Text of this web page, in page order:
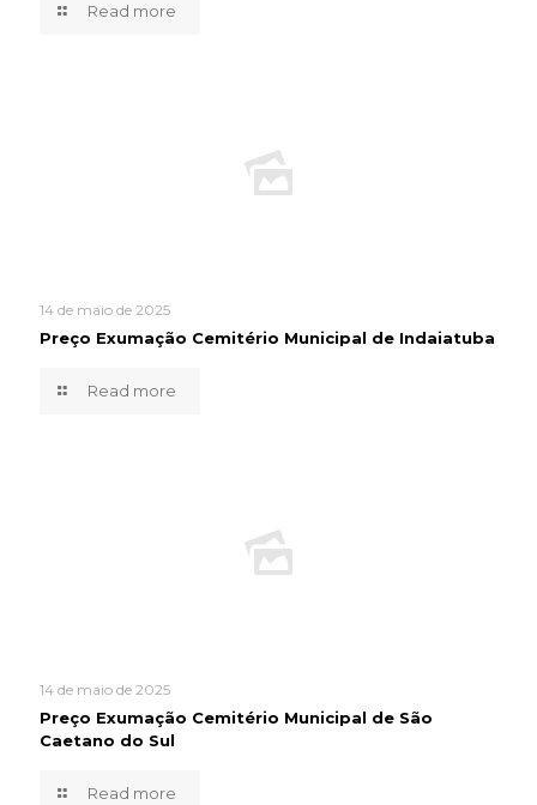
Read more
14 de maio de 2025
Preço Exumação Cemitério Municipal de Indaiatuba
Read more
14 de maio de 2025
Preço Exumação Cemitério Municipal de São
Caetano do Sul
Read more